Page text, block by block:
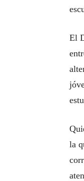
El
la